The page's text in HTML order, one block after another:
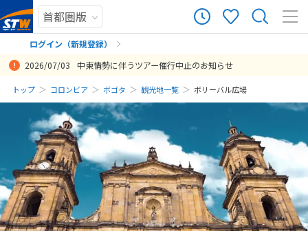
ログイン（新規登録）
まだ履歴がありません
まだ登録がありません
2026/07/03 中東情勢に伴うツアー催行中止のお知らせ
トップ コロンビア ボゴタ 観光地一覧 ボリーバル広場